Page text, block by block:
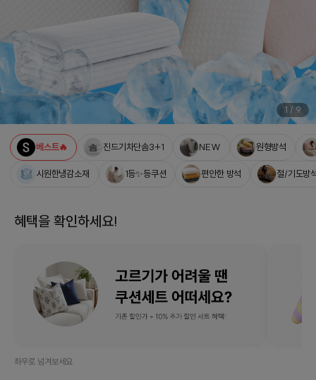
1 / 9
베스트🔥 진드기차단솜3+1 NEW 원형방석
시원한냉감소재 1등✨등쿠션 편안한 방석 절/기도방
혜택을 확인하세요!
좌우로 넘겨보세요